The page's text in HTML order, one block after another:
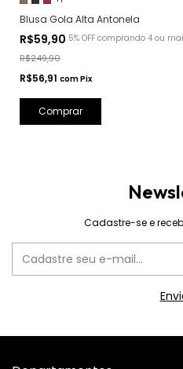
Blusa Gola Alta Antonela
R$59,90 5% OFF comprando 4 ou
R$249,90
R$56,91 comPix
Comprar
Cadastre-se e